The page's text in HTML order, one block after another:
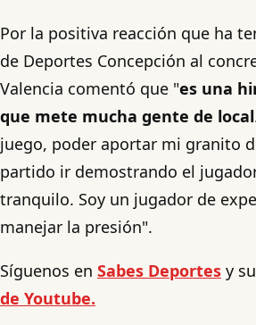
Por la positiva reacción que ha
de Deportes Concepción al
Valencia comentó que "es una
que mete mucha gente de local
juego, poder aportar mi granito
partido ir demostrando el
tranquilo. Soy un jugador de
manejar la presión".
Síguenos en Sabes Deportes y
de Youtube.